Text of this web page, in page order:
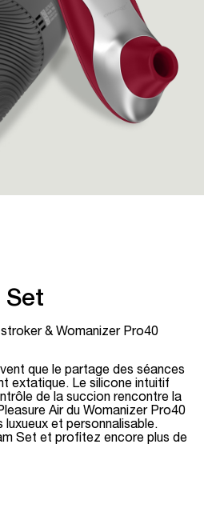
Set
& Womanizer Pro40
que le partage des séances
extatique. Le silicone intuitif
de la succion rencontre la
Air du Womanizer Pro40
luxueux et personnalisable.
Set et profitez encore plus de